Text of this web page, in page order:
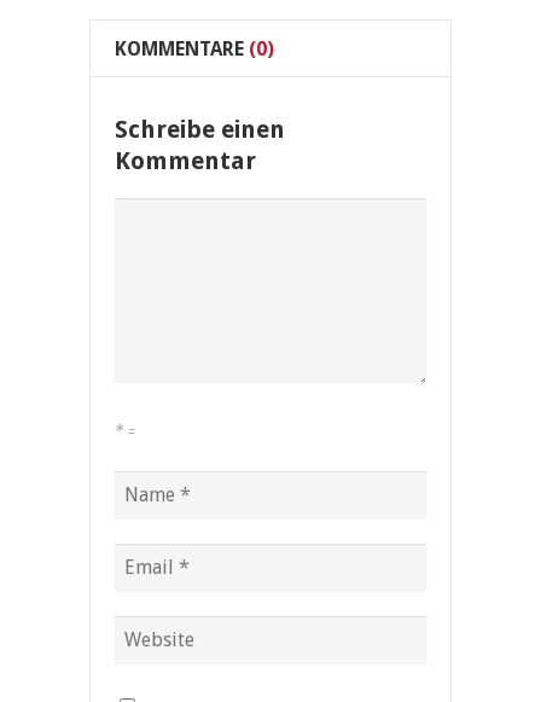
KOMMENTARE (0)
Schreibe einen
Kommentar
* =